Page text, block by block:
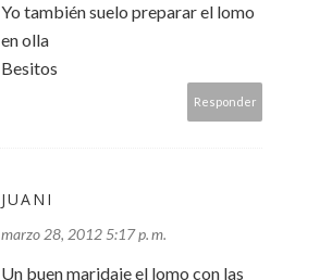
Yo también suelo preparar el lomo
en olla
Besitos
Responder
JUANI
marzo 28, 2012 5:17 p. m.
Un buen maridaje el lomo con las